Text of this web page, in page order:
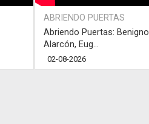
ABRIENDO PUERTAS
Abriendo Puertas: Benigno
Alarcón, Eug...
02-08-2026